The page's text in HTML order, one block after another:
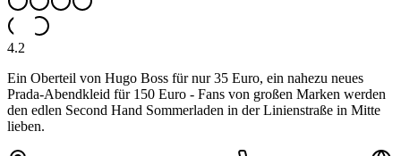
4.2
Ein Oberteil von Hugo Boss für nur 35 Euro, ein nahezu neues
Prada-Abendkleid für 150 Euro - Fans von großen Marken werden
den edlen Second Hand Sommerladen in der Linienstraße in Mitte
lieben.